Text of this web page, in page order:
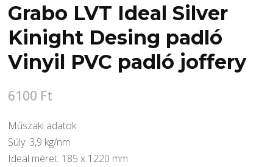
Grabo LVT Ideal Silver
Kinight Desing padló
Vinyil PVC padló joffery
6100 Ft
Műszaki adatok
Súly: 3,9 kg/nm
Ideal méret: 185 x 1220 mm